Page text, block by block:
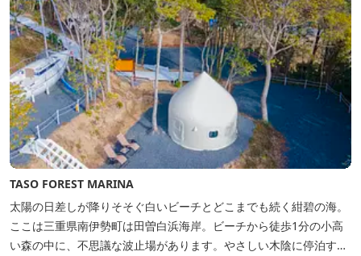
TASO FOREST MARINA
太陽の日差しが降りそそぐ白いビーチとどこまでも続く紺碧の海。
ここは三重県南伊勢町は田曽白浜海岸。ビーチから徒歩1分の小高
い森の中に、不思議な波止場があります。やさしい木陰に停泊する